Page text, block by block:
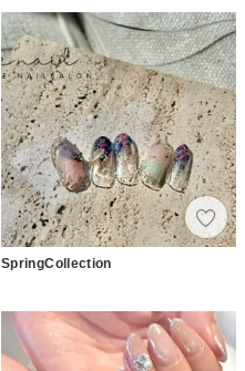
SpringCollection